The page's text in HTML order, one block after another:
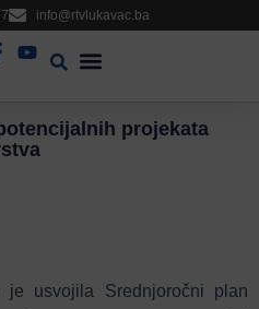
info@rtvlukavac.ba
projekata
je usvojila Srednjoročni plan